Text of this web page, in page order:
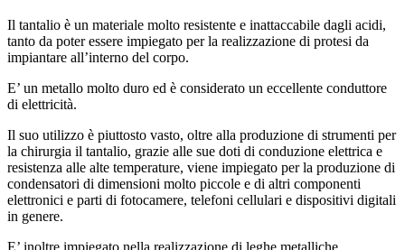
Il tantalio è un materiale molto resistente e inattaccabile dagli acidi,
tanto da poter essere impiegato per la realizzazione di protesi da
impiantare all’interno del corpo.
E’ un metallo molto duro ed è considerato un eccellente conduttore
di elettricità.
Il suo utilizzo è piuttosto vasto, oltre alla produzione di strumenti per
la chirurgia il tantalio, grazie alle sue doti di conduzione elettrica e
resistenza alle alte temperature, viene impiegato per la produzione di
condensatori di dimensioni molto piccole e di altri componenti
elettronici e parti di fotocamere, telefoni cellulari e dispositivi digitali
in genere.